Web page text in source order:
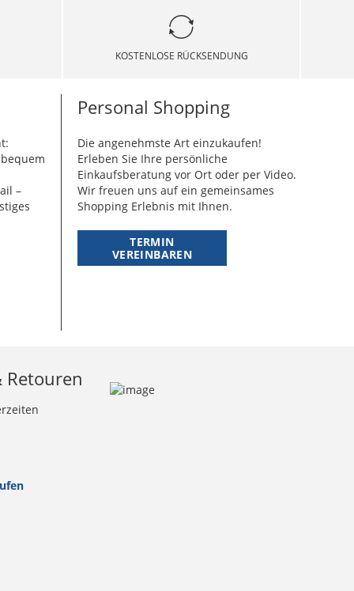
KOSTENLOSE RÜCKSENDUNG
–
Personal Shopping
Die angenehmste Art einzukaufen!
Erleben Sie Ihre persönliche
Einkaufsberatung vor Ort oder per Video.
Wir freuen uns auf ein gemeinsames
Shopping Erlebnis mit Ihnen.
TERMIN
VEREINBAREN
Retouren